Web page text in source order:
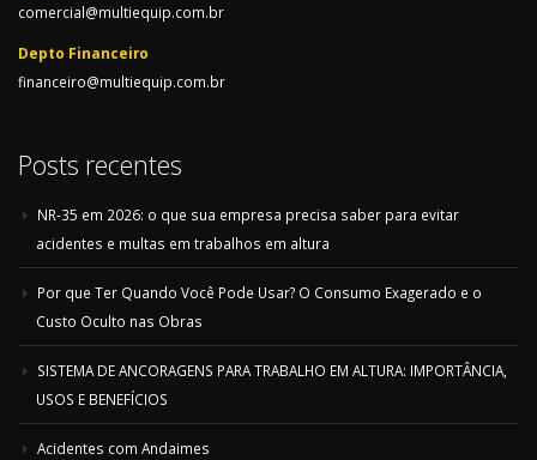
comercial@multiequip.com.br
Depto Financeiro
financeiro@multiequip.com.br
Posts recentes
NR-35 em 2026: o que sua empresa precisa saber para evitar
acidentes e multas em trabalhos em altura
Por que Ter Quando Você Pode Usar? O Consumo Exagerado e o
Custo Oculto nas Obras
SISTEMA DE ANCORAGENS PARA TRABALHO EM ALTURA: IMPORTÂNCIA,
USOS E BENEFÍCIOS
Acidentes com Andaimes